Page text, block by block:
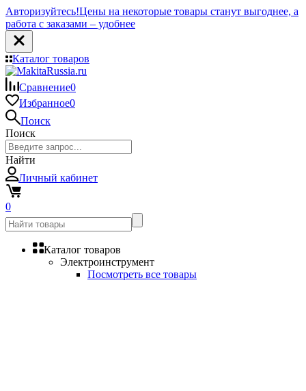
Авторизуйтесь!Цены на некоторые товары станут выгоднее, а
работа с заказами – удобнее
Каталог товаров
Сравнение0
Избранное0
Поиск
Поиск
Найти
Личный кабинет
0
Каталог товаров
Электроинструмент
Посмотреть все товары